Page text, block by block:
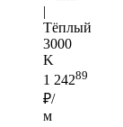
|
Тёплый
3000
K
1 24289
₽/
м